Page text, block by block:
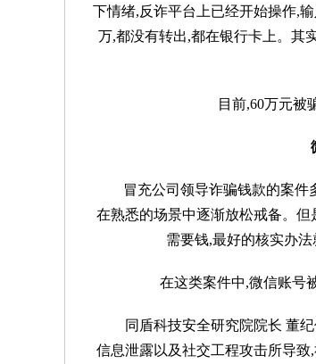
下情绪,反诈平台上已经开始操作,
万,都没有转出,都在银行卡上。其
目前,60万元被
冒充公司领导诈骗钱款的案
在熟悉的场景中逐渐放松戒备。
需要钱,最好的核实办
在这类案件中,微信账号
同盾科技安全研究院院长 董
信息泄露以及社交工程攻击所导